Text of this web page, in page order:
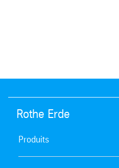
Rothe Erde
Produits